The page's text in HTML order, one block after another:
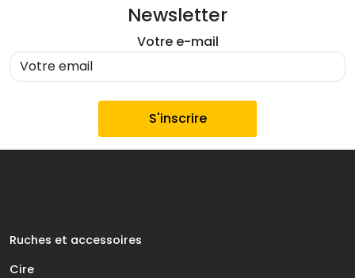
Newsletter
Votre e-mail
Ruches et accessoires
Cire